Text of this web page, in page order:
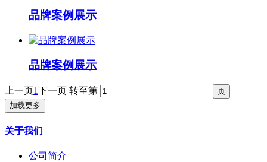
品牌案例展示
品牌案例展示
上一页1下一页 转至第
加载更多
关于我们
公司简介